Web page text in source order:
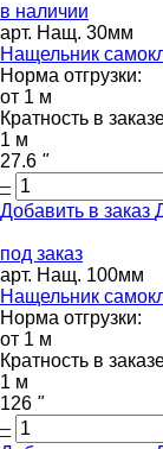
в наличии
арт. Нащ. 30мм
Нащельник
Норма отгрузки:
от 1 м
Кратность в
1 м
27.6 "
–
Добавить в заказ
под заказ
арт. Нащ. 100мм
Нащельник
Норма отгрузки:
от 1 м
Кратность в
1 м
126 "
–